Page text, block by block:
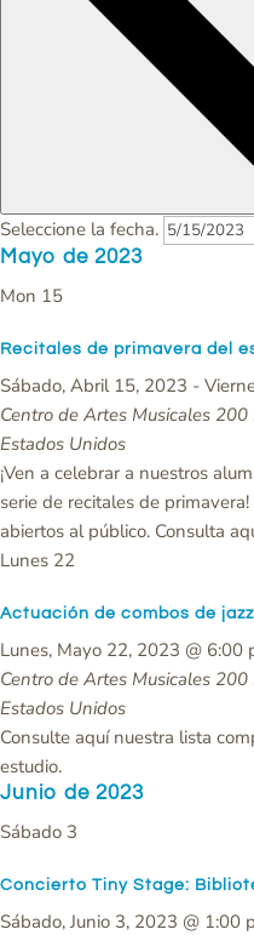
Seleccione la fecha.
Mayo de 2023
Mon 15
Recitales de primavera del
Sábado, Abril 15, 2023 -
Centro de Artes Musicales 200
Estados Unidos
¡Ven a celebrar a nuestros
serie de recitales de
abiertos al público. Consulta
Lunes 22
Actuación de combos de
Lunes, Mayo 22, 2023 @ 6:00
Centro de Artes Musicales 200
Estados Unidos
Consulte aquí nuestra lista
estudio.
Junio de 2023
Sábado 3
Concierto Tiny Stage:
Sábado, Junio 3, 2023 @ 1:00